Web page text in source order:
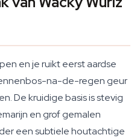
en je ruikt eerst aardse
na-de-regen geur
De kruidige basis is stevig
en grof gemalen
een subtiele houtachtige